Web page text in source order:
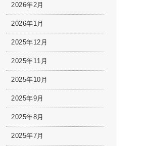
2026年2月
2026年1月
2025年12月
2025年11月
2025年10月
2025年9月
2025年8月
2025年7月